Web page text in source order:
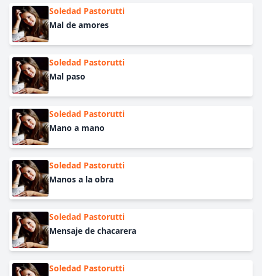
Soledad Pastorutti
Mal de amores
Soledad Pastorutti
Mal paso
Soledad Pastorutti
Mano a mano
Soledad Pastorutti
Manos a la obra
Soledad Pastorutti
Mensaje de chacarera
Soledad Pastorutti